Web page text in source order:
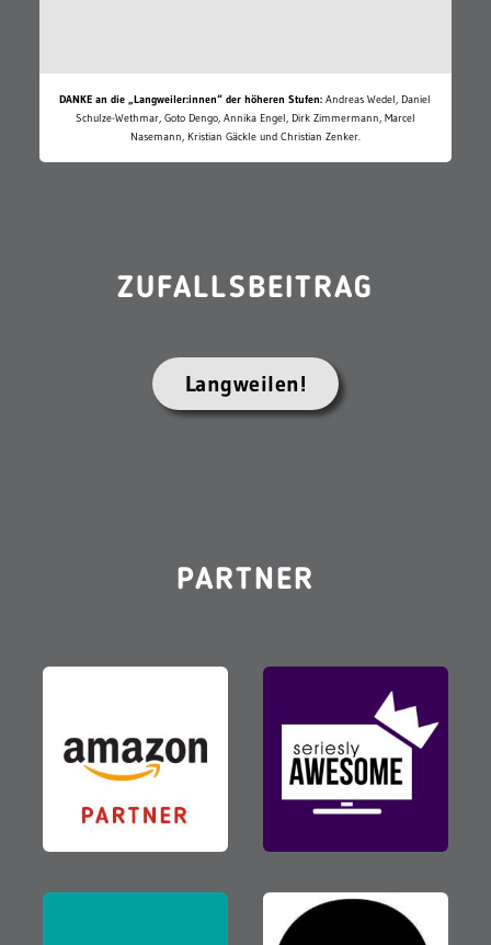
DANKE an die „Langweiler:innen“ der höheren Stufen: Andreas Wedel, Daniel
Schulze-Wethmar, Goto Dengo, Annika Engel, Dirk Zimmermann, Marcel
Nasemann, Kristian Gäckle und Christian Zenker.
ZUFALLSBEITRAG
Langweilen!
PARTNER